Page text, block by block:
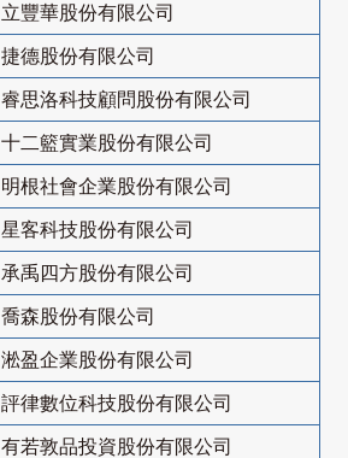
立豐華股份有限公司
捷德股份有限公司
睿思洛科技顧問股份有限公司
十二籃實業股份有限公司
明根社會企業股份有限公司
星客科技股份有限公司
承禹四方股份有限公司
喬森股份有限公司
淞盈企業股份有限公司
評律數位科技股份有限公司
有若敦品投資股份有限公司